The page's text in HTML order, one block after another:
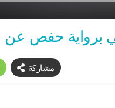
مشاركة